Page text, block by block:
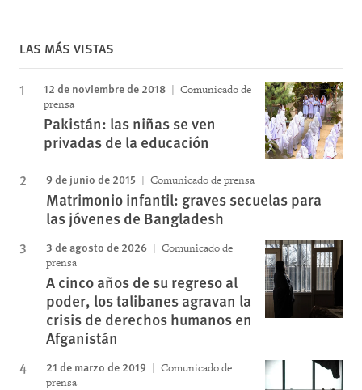
LAS MÁS VISTAS
12 de noviembre de 2018
Comunicado de
prensa
Pakistán: las niñas se ven
privadas de la educación
9 de junio de 2015 Comunicado de prensa
Matrimonio infantil: graves secuelas para
las jóvenes de Bangladesh
3 de agosto de 2026
Comunicado de
prensa
A cinco años de su regreso al
poder, los talibanes agravan la
crisis de derechos humanos en
Afganistán
21 de marzo de 2019
Comunicado de
prensa